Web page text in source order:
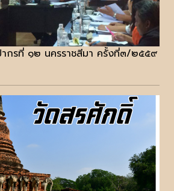
ากรที่ ๑๒ นครราชสีมา ครั้งที่๓/๒๕๕๙